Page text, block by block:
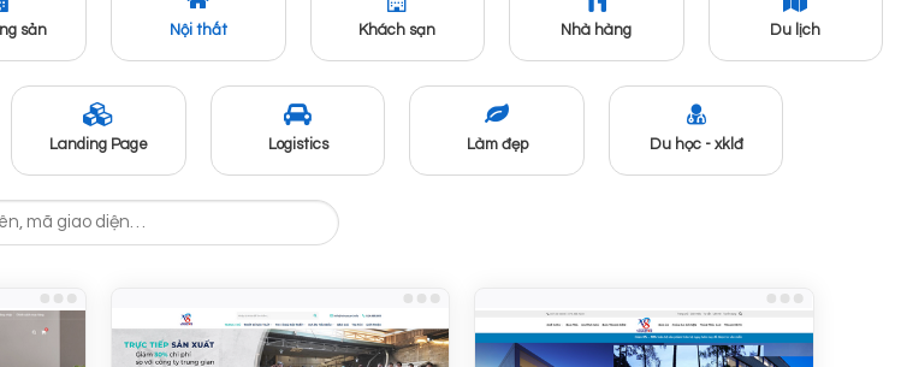
sản Nội thất Khách sạn Nhà hàng Du lịch
Landing Page Logistics Làm đẹp Du học - xklđ